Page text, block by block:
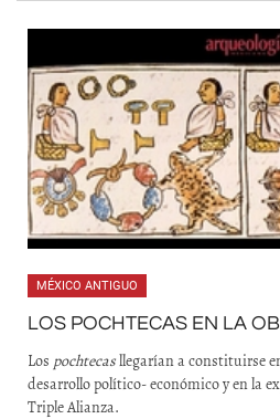
MÉXICO ANTIGUO
LOS POCHTECAS EN LA
Los pochtecasllegarían a constituirse
desarrollo político- económico y en la
Triple Alianza.